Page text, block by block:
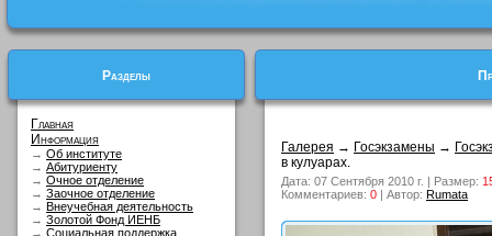
Разделы
Главная
Информация
→ Об институте
→ Абитуриенту
→ Очное отделение
→ Заочное отделение
→ Внеучебная деятельность
→ Золотой Фонд ИЕНБ
→ Социальная поддержка
Галерея → Госэкзамены →
в кулуарах.
Дата: 07 Сентября 2010 г. | Размер:
Комментариев: 0 | Автор: Rumata